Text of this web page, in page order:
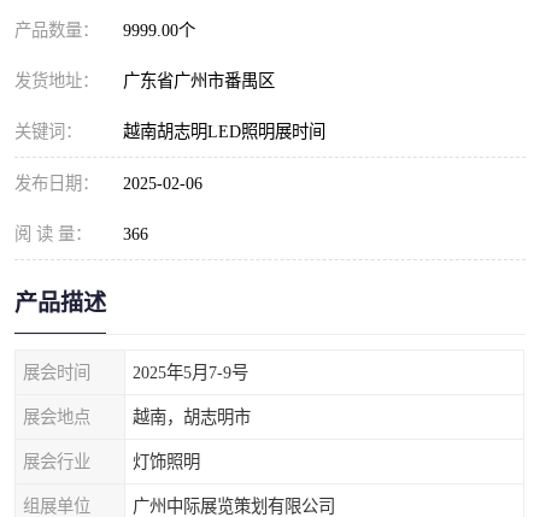
产品数量： 9999.00个
发货地址： 广东省广州市番禺区
关键词： 越南胡志明LED照明展时间
发布日期： 2025-02-06
阅 读 量： 366
产品描述
展会时间 2025年5月7-9号
展会地点 越南，胡志明市
展会行业 灯饰照明
组展单位 广州中际展览策划有限公司